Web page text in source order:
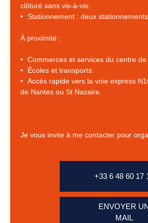
clôturé sans vis-à-vis.
Stationnement : deux
À proximité :
Commerces et services du centre de
Écoles et transports.
Accès rapide vers la voie express
de Nantes ou St Nazaire.
Je vous invite à me contacter pour
+33 6 48 60 17
ENVOYER
MAIL